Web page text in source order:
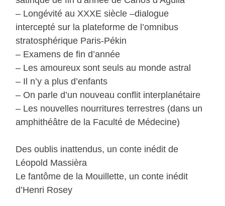
– Longévité au XXXE siècle –dialogue
intercepté sur la plateforme de l’omnibus
stratosphérique Paris-Pékin
– Examens de fin d’année
– Les amoureux sont seuls au monde astral
– Il n’y a plus d’enfants
– On parle d’un nouveau conflit interplanétaire
– Les nouvelles nourritures terrestres (dans un
amphithéâtre de la Faculté de Médecine)
Des oublis inattendus, un conte inédit de
Léopold Massièra
Le fantôme de la Mouillette, un conte inédit
d’Henri Rosey